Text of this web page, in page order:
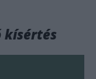
kísértés